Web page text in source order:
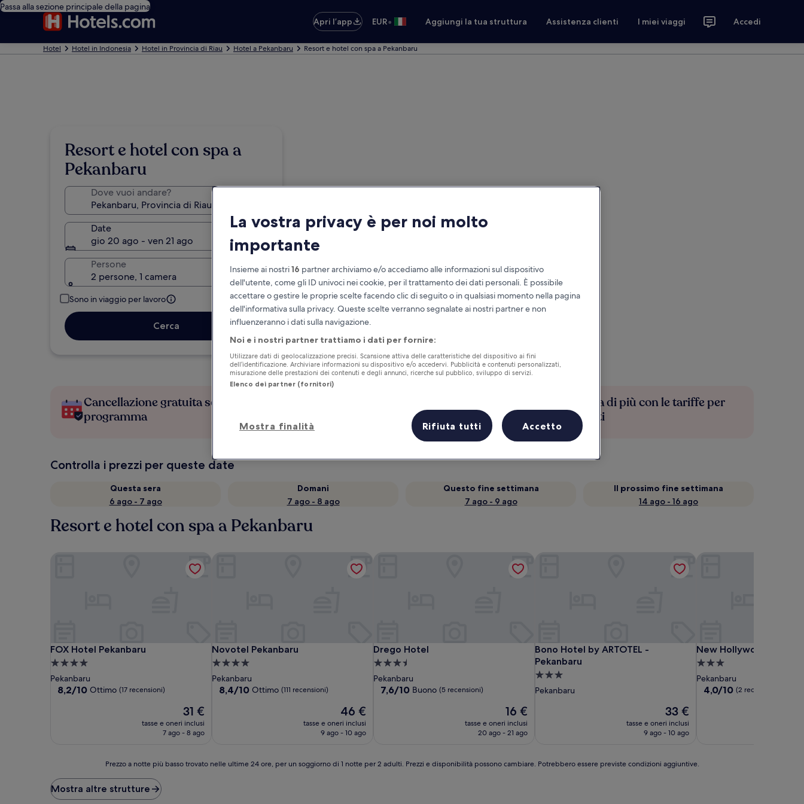
Passa alla sezione principale della pagina
Apri l’app
EUR• Aggiungi la tua struttura Assistenza clienti I miei viaggi Accedi
Hotel Hotel in Indonesia Hotel in Provincia di Riau Hotel a Pekanbaru Resort e hotel con spa a Pekanbaru
Resort e hotel con spa a
Pekanbaru
Dove vuoi andare?
Date
gio 20 ago - ven 21 ago
Persone
2 persone, 1 camera
Sono in viaggio per lavoro
Cerca
Cancellazione gratuita se cambi
programma
Risparmia di più con le tariffe per
soli iscritti
Controlla i prezzi per queste date
Questa sera
6 ago - 7 ago
Domani
7 ago - 8 ago
Questo fine settimana
7 ago - 9 ago
Il prossimo fine settimana
14 ago - 16 ago
Resort e hotel con spa a Pekanbaru
FOX Hotel Pekanbaru
FOX Hotel Pekanbaru
Struttura
a
4.0
Pekanbaru
8.2
8,2/10 Ottimo (17 recensioni)
Il
prezzo
attuale
31 €
tasse e oneri inclusi
7 ago - 8 ago
Novotel Pekanbaru
Novotel Pekanbaru
Struttura
a
4.0
Pekanbaru
8.4
8,4/10 Ottimo (111 recensioni)
Il
prezzo
attuale
46 €
tasse e oneri inclusi
9 ago - 10 ago
Drego Hotel
Drego Hotel
Struttura
a
3.5
Pekanbaru
7.6
7,6/10 Buono (5 recensioni)
Il
prezzo
attuale
16 €
tasse e oneri inclusi
20 ago - 21 ago
Bono Hotel by ARTOTEL -
Pekanbaru
Bono Hotel by ARTOTEL - Pekanbaru
Struttura
a
Pekanbaru
Il
prezzo
attuale
33 €
tasse e oneri inclusi
9 ago - 10 ago
Bono Hotel by ARTOTEL - Pekanbaru
New Hollywood Hotel
New Hollywood Hotel
Struttura
a
3.0
Pekanbaru
4.0
4,0/10 (2 recensioni)
notte
più
Prezzo a notte più basso trovato nelle ultime 24 ore, per un soggiorno di 1 notte per 2 adulti. Prezzi e disponibilità possono cambiare. Potrebbero essere previste condizioni aggiuntive.
Mostra altre strutture
La vostra privacy è per noi molto
importante
Insieme ai nostri16 partner archiviamo e/o accediamo alle informazioni sul dispositivo
dell'utente, come gli ID univoci nei cookie, per il trattamento dei dati personali. È possibile
accettare o gestire le proprie scelte facendo clic di seguito o in qualsiasi momento nella pagina
dell'informativa sulla privacy. Queste scelte verranno segnalate ai nostri partner e non
influenzeranno i dati sulla navigazione.
Noi e i nostri partner trattiamo i dati per fornire:
Utilizzare dati di geolocalizzazione precisi. Scansione attiva delle caratteristiche del dispositivo ai fini
dell’identificazione. Archiviare informazioni su dispositivo e/o accedervi. Pubblicità e contenuti personalizzati,
misurazione delle prestazioni dei contenuti e degli annunci, ricerche sul pubblico, sviluppo di servizi.
Elenco dei partner (fornitori)
Mostra finalità Rifiuta tutti Accetto